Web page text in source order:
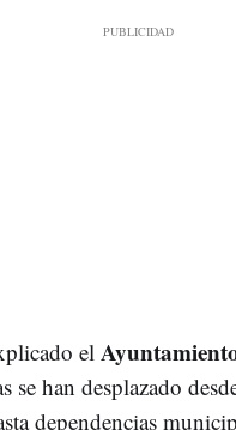
el
se han desplazado
dependencias